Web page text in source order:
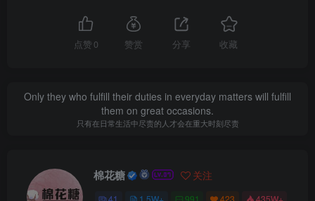
点赞 0 赞赏 分享 收藏
Only they who fulfill their duties in everyday matters will fulfill
them on great occasions.
只有在日常生活中尽责的人才会在重大时刻尽责
棉花糖 关注